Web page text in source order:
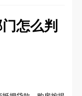
怎么判